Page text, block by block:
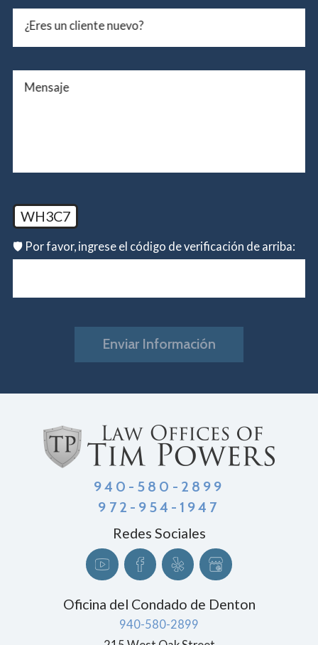
¿Eres un cliente nuevo?
Mensaje
WH3C7
🛡️ Por favor, ingrese el código de verificación de arriba:
Enviar Información
940-580-2899
972-954-1947
Redes Sociales
Oficina del Condado de Denton
940-580-2899